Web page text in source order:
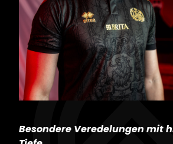
Besondere Veredelungen mit